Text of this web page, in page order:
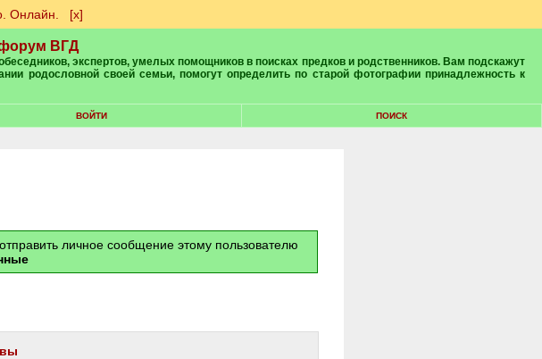
Онлайн. [х]
форум ВГД
родословной своей семьи, помогут определить по старой фотографии принадлежность к
ВОЙТИ ПОИСК
отправить личное сообщение этому пользователю